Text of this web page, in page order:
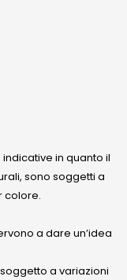
in quanto il
sono soggetti a
colore.
a dare un’idea
a variazioni